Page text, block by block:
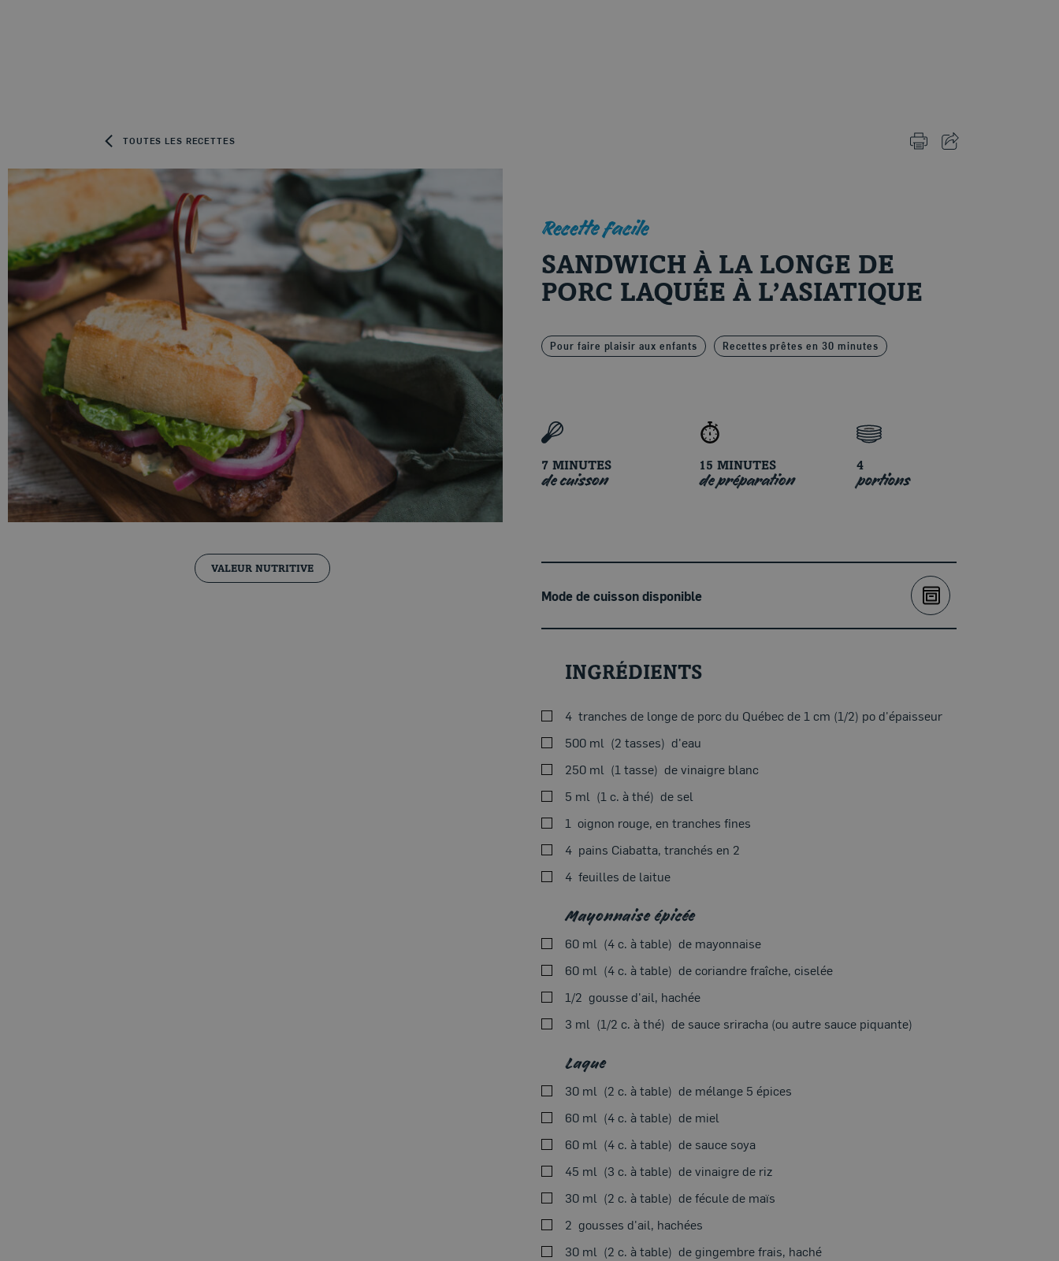
TOUTES LES RECETTES IMPRIMER CETTE PAGE
PARTAGER CETTE
VALEUR NUTRITIVE
Recette facile
SANDWICH À LA LONGE DE
PORC LAQUÉE À L’ASIATIQUE
Pour faire plaisir aux enfants Recettes prêtes en 30 minutes
7 MINUTES
de cuisson
15 MINUTES
de préparation
4
portions
INGRÉDIENTS
4 tranches de longe de porc du Québec de 1 cm (1/2) po d'épaisseur
500 ml
2 tasses
d'eau
250 ml
1 tasse de vinaigre blanc
5 ml
1 c. à thé de sel
1 oignon rouge, en tranches fines
4 pains Ciabatta, tranchés en 2
4 feuilles de laitue
Mayonnaise épicée
60 ml 4 c. à table de mayonnaise
60 ml
4 c. à table de coriandre fraîche, ciselée
1/2 gousse d'ail, hachée
3 ml
1/2 c. à thé de sauce sriracha (ou autre sauce piquante)
Laque
30 ml 2 c. à table de mélange 5 épices
60 ml
4 c. à table de miel
60 ml
4 c. à table de sauce soya
45 ml
3 c. à table de vinaigre de riz
30 ml
2 c. à table de fécule de maïs
2 gousses d'ail, hachées
30 ml
2 c. à table de gingembre frais, haché
Mode de cuisson disponible VOIRAU FOUR